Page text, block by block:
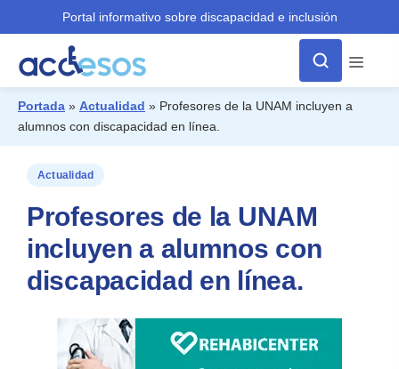
Portal informativo sobre discapacidad e inclusión
Menú
¿Qué buscas?
Portada » Actualidad » Profesores de la UNAM incluyen a
alumnos con discapacidad en línea.
Actualidad
Profesores de la UNAM
incluyen a alumnos con
discapacidad en línea.